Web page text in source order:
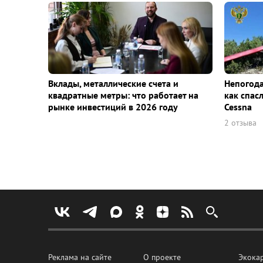
Вклады, металлические счета и
квадратные метры: что работает на
рынке инвестиций в 2026 году
как
Cessna
2 отзыва
Реклама на сайте О проекте